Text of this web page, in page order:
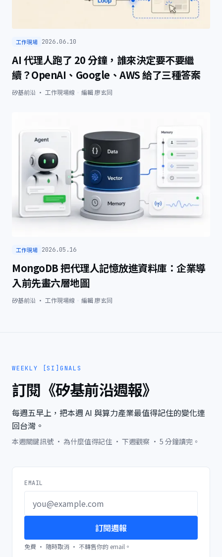
工作現場 2026.06.10
AI 代理人跑了 20 分鐘，誰來決定要不要繼
續？OpenAI、Google、AWS 給了三種答案
矽基前沿 · 工作現場線 編輯廖玄同
工作現場 2026.05.16
MongoDB 把代理人記憶放進資料庫：企業導
入前先畫六層地圖
矽基前沿 · 工作現場線 編輯廖玄同
WEEKLY [SI]GNALS
訂閱《矽基前沿週報》
每週五早上，把本週 AI 與算力產業最值得記住的變化連
回台灣。
本週關鍵訊號 · 為什麼值得記住 · 下週觀察 · 5 分鐘讀完。
EMAIL
訂閱週報
免費 · 隨時取消 · 不轉售你的 email。